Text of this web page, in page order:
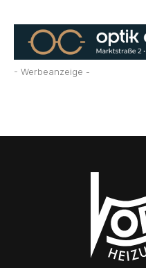
- Werbeanzeige -